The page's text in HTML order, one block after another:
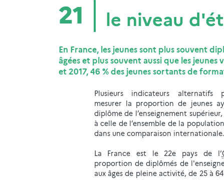
21 le niveau
En France, les jeunes sont plus souvent
âgées et plus souvent aussi que les jeunes
et 2017, 46 % des jeunes sortants de
Plusieurs indicateurs alternatifs
mesurer la proportion de jeunes
diplôme de l’enseignement
à celle de l’ensemble de la
dans une comparaison internationale.
La France est le 22e pays de l’
proportion de diplômés de
aux âges de pleine activité, de 25 à